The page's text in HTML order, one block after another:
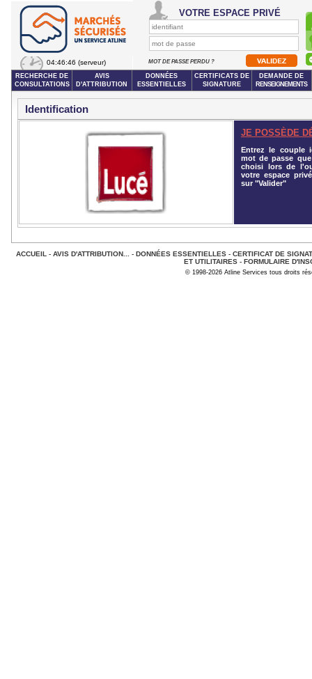
04:46:46 (serveur)
VOTRE ESPACE PRIVÉ
MOT DE PASSE PERDU ?
RECHERCHE DE
CONSULTATIONS
AVIS
D'ATTRIBUTION
DONNÉES
ESSENTIELLES
CERTIFICATS DE
SIGNATURE
DEMANDE DE
RENSEIGNEMENTS
Identification
JE POSSÈDE
Entrez le couple
mot de passe
choisi lors de
votre espace
sur "Valider"
ACCUEIL - AVIS D'ATTRIBUTION... - DONNÉES ESSENTIELLES- CERTIFICAT DE
ET UTILITAIRES - FORMULAIRE
© 1998-2026 Atline Services tous droits